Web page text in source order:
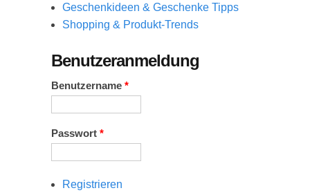
Geschenkideen & Geschenke Tipps
Shopping & Produkt-Trends
Benutzeranmeldung
Benutzername *
Passwort *
Registrieren